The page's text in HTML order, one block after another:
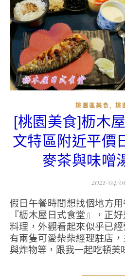
桃園區美食 , 桃
[桃園美食]枥木
文特區附近平價
麥茶與味噌
2021/04/
假日午餐時間想找個地方用餐，隨意看到到這間
『枥木屋日式食堂』，正
料理，外觀看起來似乎已
有兩隻可愛柴柴經理駐店
與炸物等，跟我一起吃頓美